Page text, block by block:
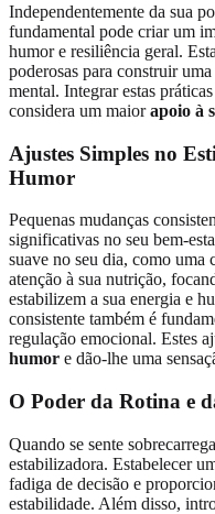
Independentemente da sua
fundamental pode criar um
humor e resiliência geral.
poderosas para construir
mental. Integrar estas
considera um maiorapoio à
Ajustes Simples no
Humor
Pequenas mudanças
significativas no seu bem-
suave no seu dia, como uma
atenção à sua nutrição,
estabilizem a sua energia e
consistente também é
regulação emocional. Estes
humor e dão-lhe uma
O Poder da Rotina e
Quando se sente
estabilizadora. Estabelecer
fadiga de decisão e
estabilidade. Além disso,